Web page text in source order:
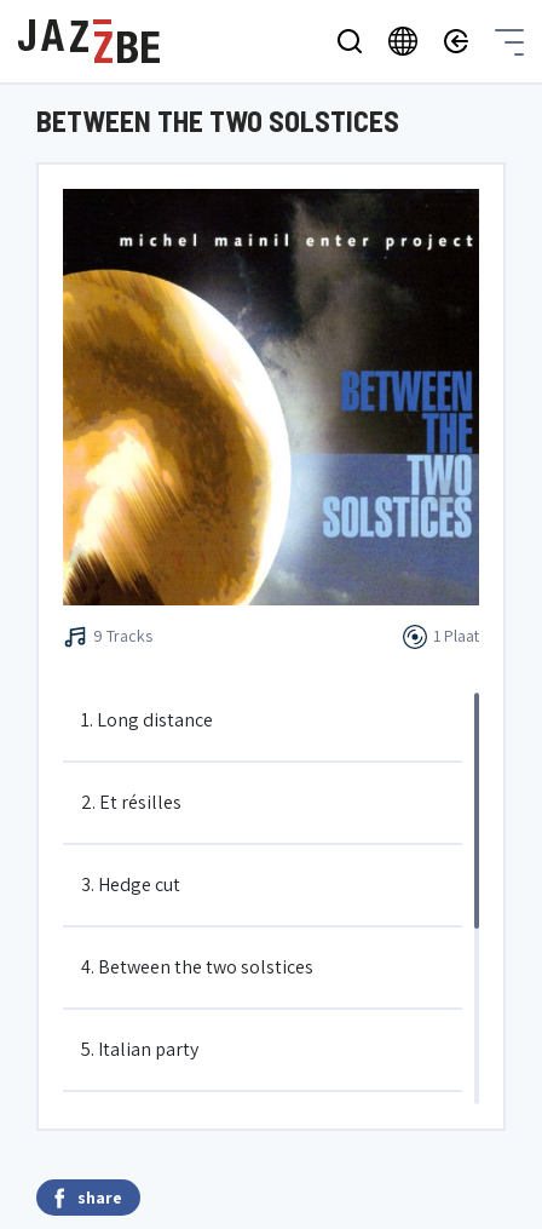
BETWEEN THE TWO SOLSTICES
9 Tracks 1 Plaat
1. Long distance
2. Et résilles
3. Hedge cut
4. Between the two solstices
5. Italian party
6. Special terms
7. Carillon
share